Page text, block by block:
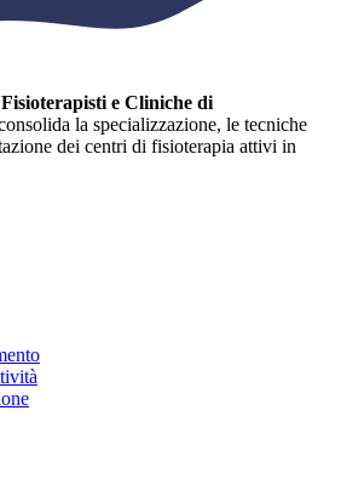
e Cliniche di
la specializzazione, le tecniche
dei centri di fisioterapia attivi in